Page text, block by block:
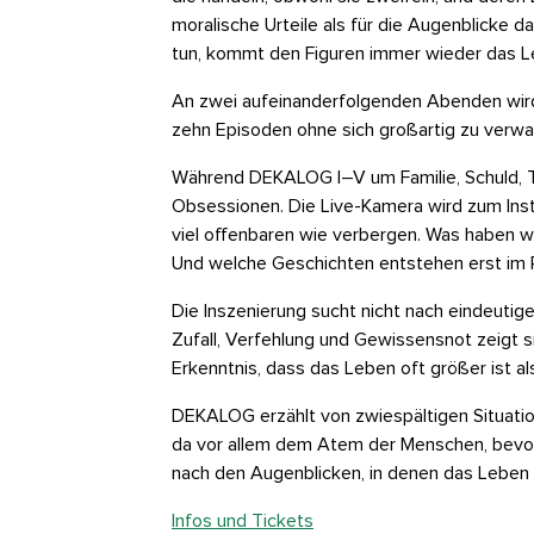
moralische Urteile als für die Augenblicke
tun, kommt den Figuren immer wieder das
An zwei aufeinanderfolgenden Abenden
zehn Episoden ohne sich großartig zu
Während DEKALOG I–V um Familie,
Obsessionen. Die Live-Kamera wird zum
viel offenbaren wie verbergen. Was haben
Und welche Geschichten entstehen erst im
Die Inszenierung sucht nicht nach
Zufall, Verfehlung und Gewissensnot zeigt
Erkenntnis, dass das Leben oft größer ist
DEKALOG erzählt von zwiespältigen
da vor allem dem Atem der Menschen,
nach den Augenblicken, in denen das
Infos und Tickets